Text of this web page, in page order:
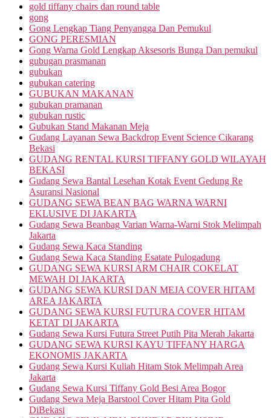
gold tiffany chairs dan round table
gong
Gong Lengkap Tiang Penyangga Dan Pemukul
GONG PERESMIAN
Gong Warna Gold Lengkap Aksesoris Bunga Dan pemukul
gubugan prasmanan
gubukan
gubukan catering
GUBUKAN MAKANAN
gubukan pramanan
gubukan rustic
Gubukan Stand Makanan Meja
Gudang Layanan Sewa Backdrop Event Science Cikarang
Bekasi
GUDANG RENTAL KURSI TIFFANY GOLD WILAYAH
BEKASI
Gudang Sewa Bantal Lesehan Kotak Event Gedung Re
Asuransi Nasional
GUDANG SEWA BEAN BAG WARNA WARNI
EKLUSIVE DI JAKARTA
Gudang Sewa Beanbag Varian Warna-Warni Stok Melimpah
Jakarta
Gudang Sewa Kaca Standing
Gudang Sewa Kaca Standing Esatate Pulogadung
GUDANG SEWA KURSI ARM CHAIR COKELAT
MEWAH DI JAKARTA
GUDANG SEWA KURSI DAN MEJA COVER HITAM
AREA JAKARTA
GUDANG SEWA KURSI FUTURA COVER HITAM
KETAT DI JAKARTA
Gudang Sewa Kursi Futura Street Putih Pita Merah Jakarta
GUDANG SEWA KURSI KAYU TIFFANY HARGA
EKONOMIS JAKARTA
Gudang Sewa Kursi Kuliah Hitam Stok Melimpah Area
Jakarta
Gudang Sewa Kursi Tiffany Gold Besi Area Bogor
Gudang Sewa Meja Barstool Cover Hitam Pita Gold
DiBekasi